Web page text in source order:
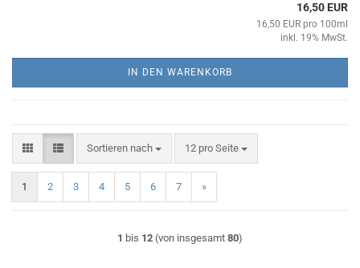
16,50 EUR
16,50 EUR pro 100ml
inkl. 19% MwSt.
IN DEN WARENKORB
Sortieren nach
Sortieren nach 12 pro Seite
pro Seite
1 2 3 4 5 6 7 »
1 bis 12 (von insgesamt 80)